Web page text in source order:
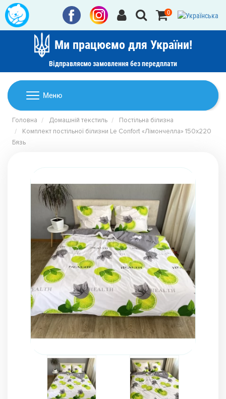
Ми працюємо для України!
Відправляємо замовлення без передплати
0
Меню
Домашній текстиль
Ковдри
Подушки
Пледи
Покривала
Рушники
Наматрацники
Комплекти з ковдр, подушок і постільної білизни
Дитячі товари
Акції
Головна Домашній текстиль
Постільна білизна
Комплект постільної білизни Le Confort «Лімончелла» 150x220
Бязь